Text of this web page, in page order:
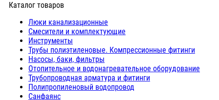
Каталог товаров
Люки канализационные
Cмесители и комплектующие
Инструменты
Трубы полиэтиленовые. Компрессионные фитинги
Насосы, баки, фильтры
Отопительное и водонагревательное оборудование
Трубопроводная арматура и фитинги
Полипропиленовый водопровод
Санфаянс